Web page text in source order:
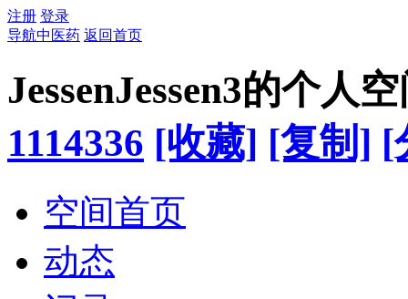
注册 登录
导航中医药 返回首页
JessenJessen3的个人
1114336 [收藏] [复制] [
空间首页
动态